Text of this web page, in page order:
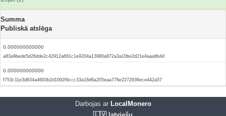
Summa
Publiskā atslēga
0.000000000000
a83a9bede5d26dde2c42912a661c1e9204a13980a872a3a10be2d21e4aaa6b4d
0.000000000000
f753c11e3d834a4693b2d1092f9ccc33a18d6a205eaa776e2272936ece442a57
Darbojas arLocalMonero